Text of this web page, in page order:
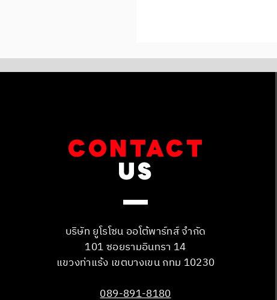
CONTACT
US
บริษัท ยูโรโซน ออโต้พาร์ทส์ จำกัด
101 ซอยรามอินทรา 14
แขวงท่าแร้ง เขตบางเขน กทม 10230
089-891-8180